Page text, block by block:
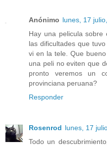
Anónimo lunes, 17
Hay una pelicula sobre
las dificultades que
vi en la tele. Que
una peli no eviten que
pronto veremos un
provinciana peruana?
Responder
Rosenrod lunes, 17
Todo un